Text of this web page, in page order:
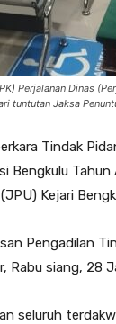
Perjalanan Dinas
tuntutan Jaksa
Tindak
Bengkulu
Kejari
Pengadilan
Rabu siang, 28
seluruh